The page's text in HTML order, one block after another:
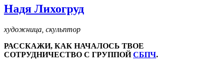
Надя Лихогруд
художница, скульптор
РАССКАЖИ, КАК НАЧАЛОСЬ ТВОЕ
СОТРУДНИЧЕСТВО С ГРУППОЙСБПЧ.